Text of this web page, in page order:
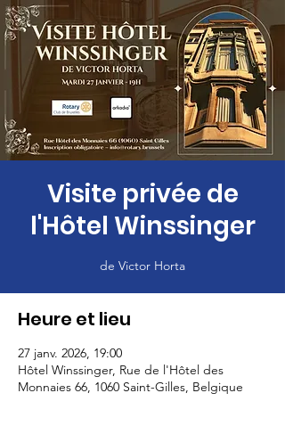
Visite privée de
l'Hôtel Winssinger
de Victor Horta
Heure et lieu
27 janv. 2026, 19:00
Hôtel Winssinger, Rue de l'Hôtel des
Monnaies 66, 1060 Saint-Gilles, Belgique